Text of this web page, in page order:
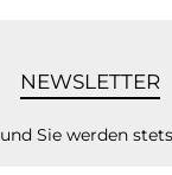
NEWSLETTER
Sie werden